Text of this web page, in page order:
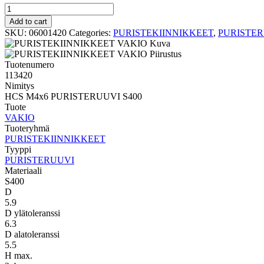
PURISTERUUVI
VAKIO
HCS
M4x6
PURISTERUUVI
S400
quantity
Add to cart
SKU: 06001420 Categories: PURISTEKIINNIKKEET,
Tuotenumero
113420
Nimitys
HCS M4x6 PURISTERUUVI S400
Tuote
VAKIO
Tuoteryhmä
PURISTEKIINNIKKEET
Tyyppi
PURISTERUUVI
Materiaali
S400
D
5.9
D ylätoleranssi
6.3
D alatoleranssi
5.5
H max.